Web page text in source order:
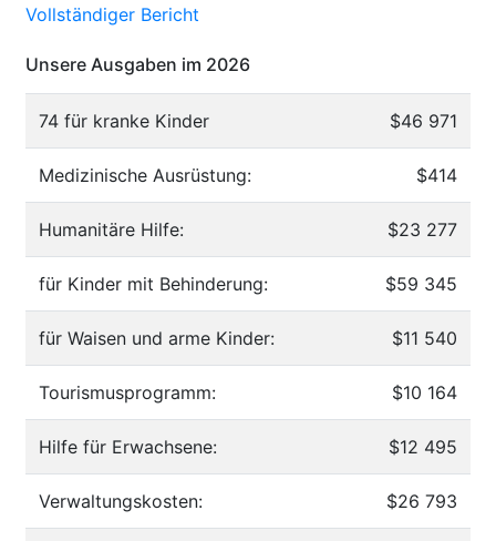
Vollständiger Bericht
Unsere Ausgaben im 2026
74 für kranke Kinder $46 971
Medizinische Ausrüstung: $414
Humanitäre Hilfe: $23 277
für Kinder mit Behinderung: $59 345
für Waisen und arme Kinder: $11 540
Tourismusprogramm: $10 164
Hilfe für Erwachsene: $12 495
Verwaltungskosten: $26 793